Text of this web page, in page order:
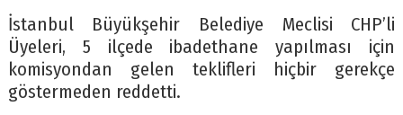
İstanbul Büyükşehir Belediye Meclisi CHP’li
Üyeleri, 5 ilçede ibadethane yapılması için
komisyondan gelen teklifleri hiçbir gerekçe
göstermeden reddetti.